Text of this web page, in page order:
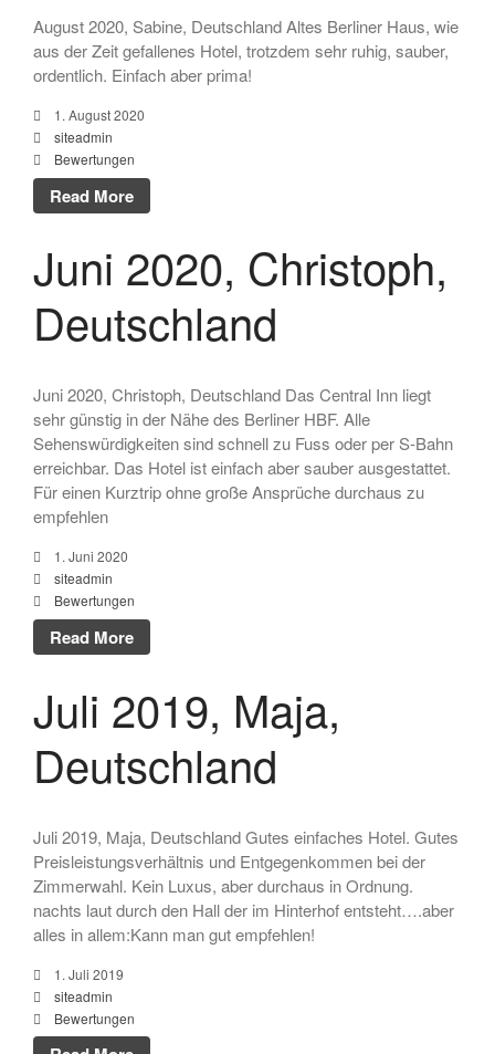
August 2020, Sabine, Deutschland Altes Berliner Haus, wie
aus der Zeit gefallenes Hotel, trotzdem sehr ruhig, sauber,
ordentlich. Einfach aber prima!
1. August 2020
siteadmin
Bewertungen
Read More
Juni 2020, Christoph,
Deutschland
Juni 2020, Christoph, Deutschland Das Central Inn liegt
sehr günstig in der Nähe des Berliner HBF. Alle
Sehenswürdigkeiten sind schnell zu Fuss oder per S-Bahn
erreichbar. Das Hotel ist einfach aber sauber ausgestattet.
Für einen Kurztrip ohne große Ansprüche durchaus zu
empfehlen
1. Juni 2020
siteadmin
Bewertungen
Read More
Juli 2019, Maja,
Deutschland
Juli 2019, Maja, Deutschland Gutes einfaches Hotel. Gutes
Preisleistungsverhältnis und Entgegenkommen bei der
Zimmerwahl. Kein Luxus, aber durchaus in Ordnung.
nachts laut durch den Hall der im Hinterhof entsteht….aber
alles in allem:Kann man gut empfehlen!
1. Juli 2019
siteadmin
Bewertungen